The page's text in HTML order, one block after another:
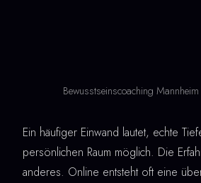
Bewusstseinscoaching
Ein häufiger Einwand lautet, echte
persönlichen Raum möglich. Die
anderes. Online entsteht oft eine